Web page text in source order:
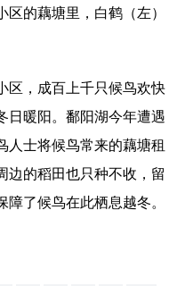
能源 会展
亚太网 上市公司
的藕塘里，白鹤（左）
，成百上千只候鸟欢快
日暖阳。鄱阳湖今年遭遇
人士将候鸟常来的藕塘租
边的稻田也只种不收，留
了候鸟在此栖息越冬。